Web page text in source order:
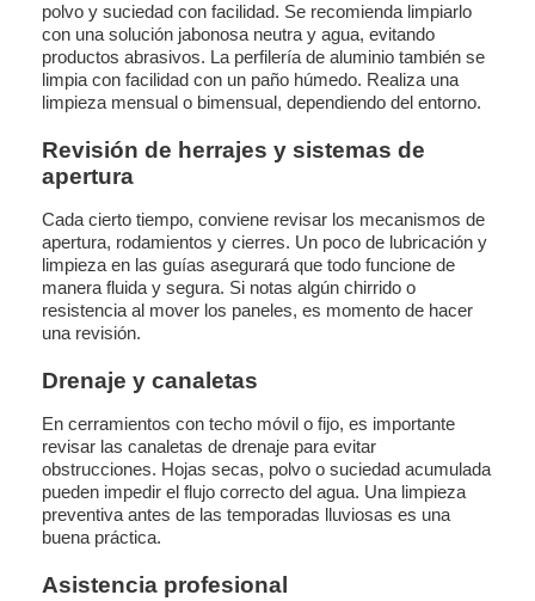
polvo y suciedad con facilidad. Se recomienda limpiarlo
con una solución jabonosa neutra y agua, evitando
productos abrasivos. La perfilería de aluminio también se
limpia con facilidad con un paño húmedo. Realiza una
limpieza mensual o bimensual, dependiendo del entorno.
Revisión de herrajes y sistemas de
apertura
Cada cierto tiempo, conviene revisar los mecanismos de
apertura, rodamientos y cierres. Un poco de lubricación y
limpieza en las guías asegurará que todo funcione de
manera fluida y segura. Si notas algún chirrido o
resistencia al mover los paneles, es momento de hacer
una revisión.
Drenaje y canaletas
En cerramientos con techo móvil o fijo, es importante
revisar las canaletas de drenaje para evitar
obstrucciones. Hojas secas, polvo o suciedad acumulada
pueden impedir el flujo correcto del agua. Una limpieza
preventiva antes de las temporadas lluviosas es una
buena práctica.
Asistencia profesional